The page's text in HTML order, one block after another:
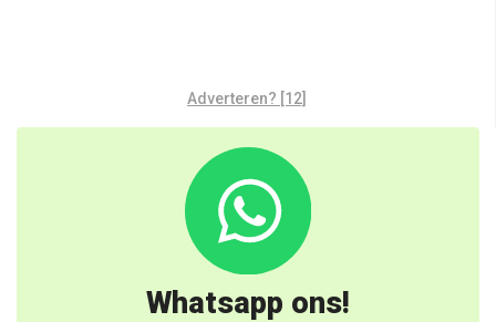
Adverteren? [12]
Whatsapp ons!